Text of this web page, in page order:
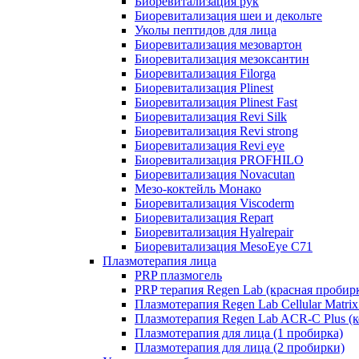
Биоревитализация шеи и декольте
Уколы пептидов для лица
Биоревитализация мезовартон
Биоревитализация мезоксантин
Биоревитализация Filorga
Биоревитализация Plinest
Биоревитализация Plinest Fast
Биоревитализация Revi Silk
Биоревитализация Revi strong
Биоревитализация Revi eye
Биоревитализация PROFHILO
Биоревитализация Novacutan
Мезо-коктейль Монако
Биоревитализация Viscoderm
Биоревитализация Repart
Биоревитализация Hyalrepair
Биоревитализация MesoEye C71
Плазмотерапия лица
PRP плазмогель
PRP терапия Regen Lab (красная
Плазмотерапия Regen Lab Cellular
Плазмотерапия Regen Lab ACR-C Plus
Плазмотерапия для лица (1 пробирка)
Плазмотерапия для лица (2 пробирки)